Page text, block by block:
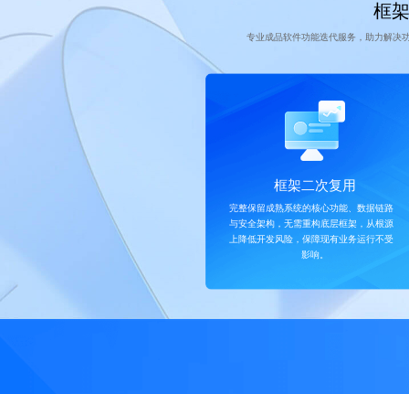
框
专业成品软件功能迭代服务，助力解决
框架二次复用
完整保留成熟系统的核心功能、数据链路
与安全架构，无需重构底层框架，从根源
上降低开发风险，保障现有业务运行不受
影响。